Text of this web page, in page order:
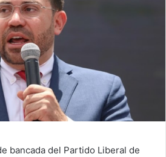
bancada del Partido Liberal de